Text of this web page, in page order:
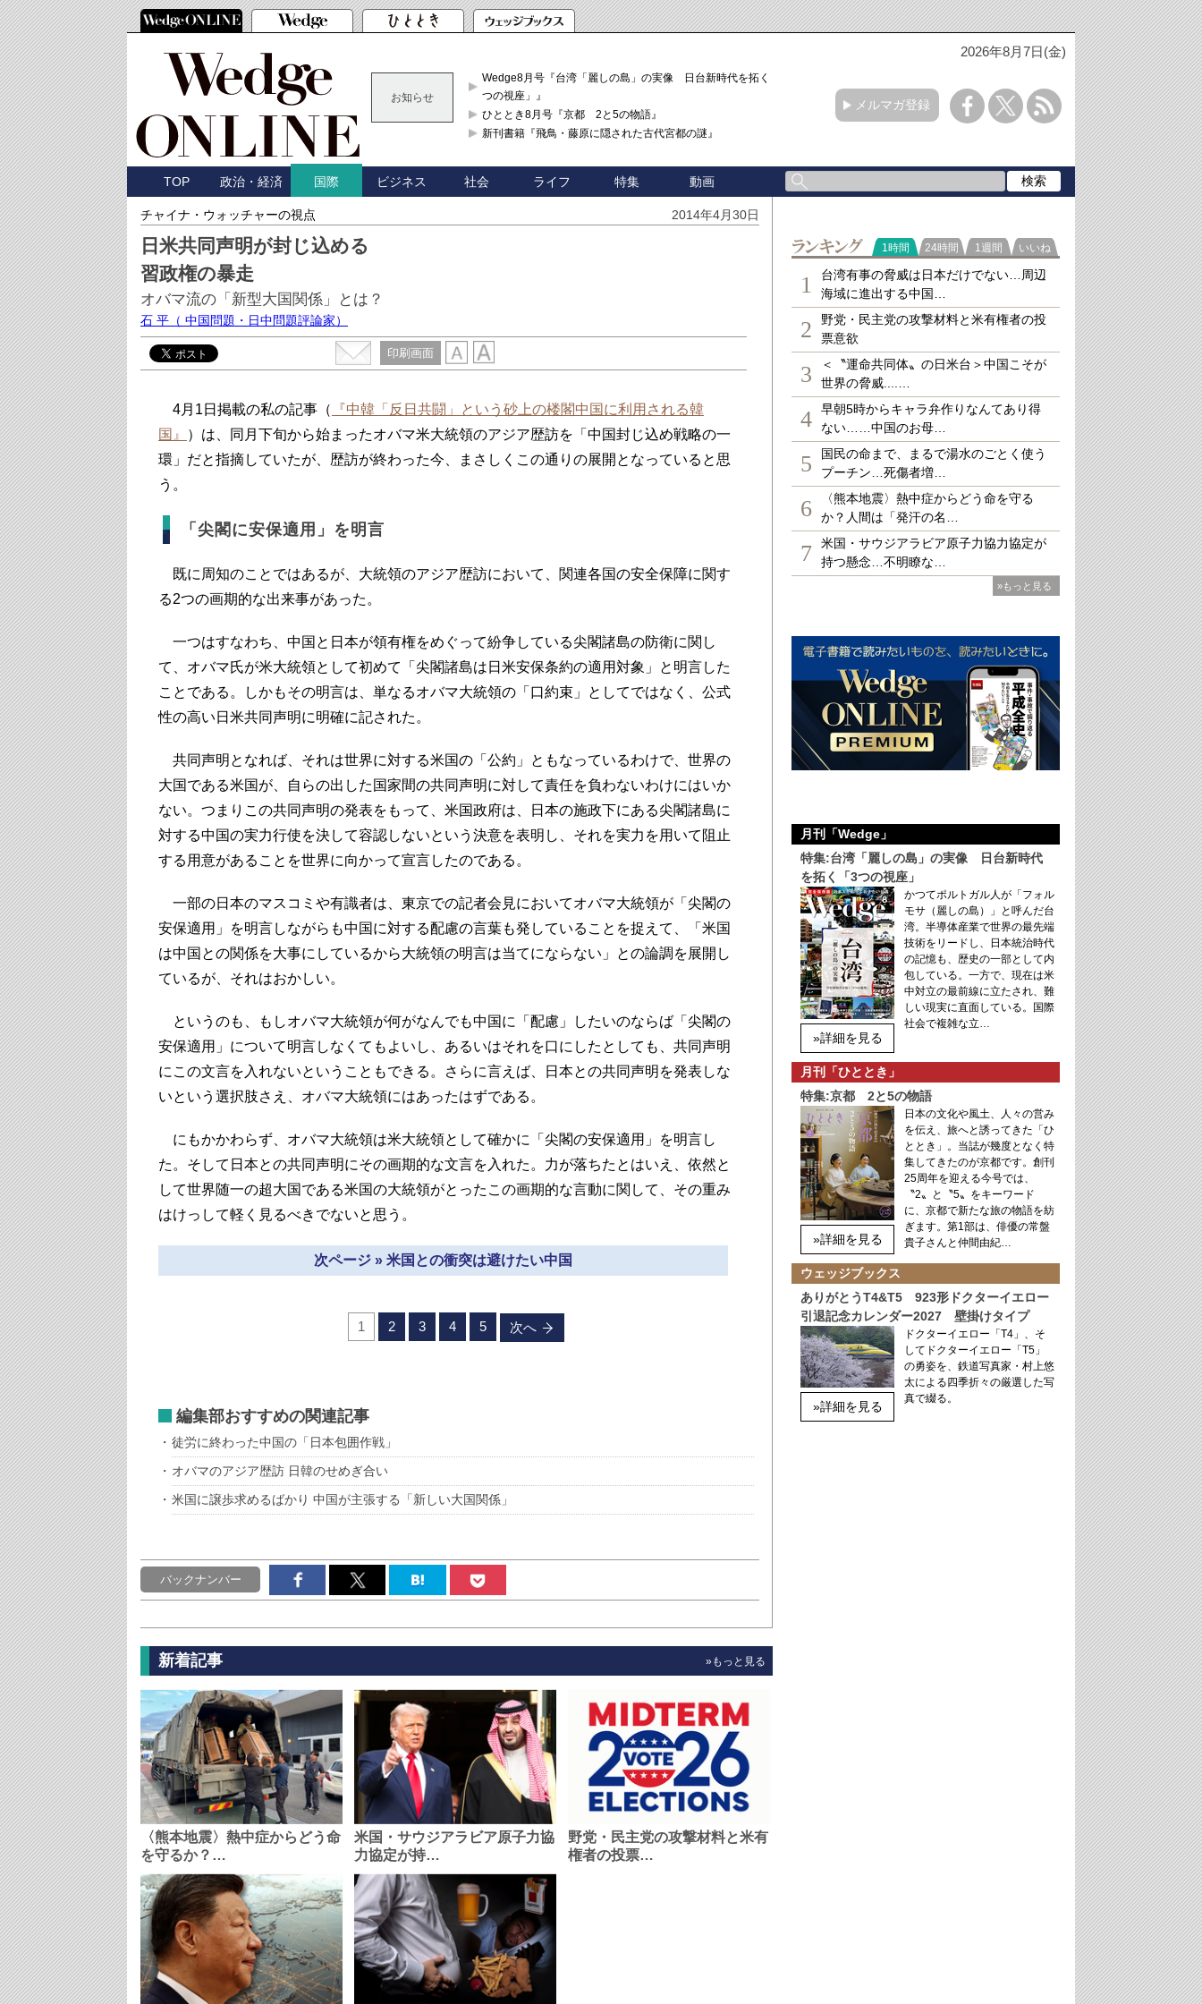
2026年8月7日(金)
お知らせ
Wedge8月号『台湾「麗しの島」の実像 日台新時代を拓く「3
つの視座」』
ひととき8月号『京都 2と5の物語』
新刊書籍『飛鳥・藤原に隠された古代宮都の謎』
メルマガ登録
TOP 政治・経済 国際 ビジネス 社会 ライフ 特集 動画
チャイナ・ウォッチャーの視点 2014年4月30日
日米共同声明が封じ込める
習政権の暴走
オバマ流の「新型大国関係」とは？
石 平 （ 中国問題・日中問題評論家）
印刷画面
4月1日掲載の私の記事（
『中韓「反日共闘」という砂上の楼閣中国に利用される韓
国』
）は、同月下旬から始まったオバマ米大統領のアジア歴訪を「中国封じ込め戦略の一
環」だと指摘していたが、歴訪が終わった今、まさしくこの通りの展開となっていると思
う。
「尖閣に安保適用」を明言
既に周知のことではあるが、大統領のアジア歴訪において、関連各国の安全保障に関す
る2つの画期的な出来事があった。
一つはすなわち、中国と日本が領有権をめぐって紛争している尖閣諸島の防衛に関し
て、オバマ氏が米大統領として初めて「尖閣諸島は日米安保条約の適用対象」と明言した
ことである。しかもその明言は、単なるオバマ大統領の「口約束」としてではなく、公式
性の高い日米共同声明に明確に記された。
共同声明となれば、それは世界に対する米国の「公約」ともなっているわけで、世界の
大国である米国が、自らの出した国家間の共同声明に対して責任を負わないわけにはいか
ない。つまりこの共同声明の発表をもって、米国政府は、日本の施政下にある尖閣諸島に
対する中国の実力行使を決して容認しないという決意を表明し、それを実力を用いて阻止
する用意があることを世界に向かって宣言したのである。
一部の日本のマスコミや有識者は、東京での記者会見においてオバマ大統領が「尖閣の
安保適用」を明言しながらも中国に対する配慮の言葉も発していることを捉えて、「米国
は中国との関係を大事にしているから大統領の明言は当てにならない」との論調を展開し
ているが、それはおかしい。
というのも、もしオバマ大統領が何がなんでも中国に「配慮」したいのならば「尖閣の
安保適用」について明言しなくてもよいし、あるいはそれを口にしたとしても、共同声明
にこの文言を入れないということもできる。さらに言えば、日本との共同声明を発表しな
いという選択肢さえ、オバマ大統領にはあったはずである。
にもかかわらず、オバマ大統領は米大統領として確かに「尖閣の安保適用」を明言し
た。そして日本との共同声明にその画期的な文言を入れた。力が落ちたとはいえ、依然と
して世界随一の超大国である米国の大統領がとったこの画期的な言動に関して、その重み
はけっして軽く見るべきでないと思う。
次ページ » 米国との衝突は避けたい中国
1 2 3 4 5 次へ
編集部おすすめの関連記事
徒労に終わった中国の「日本包囲作戦」
オバマのアジア歴訪 日韓のせめぎ合い
米国に譲歩求めるばかり 中国が主張する「新しい大国関係」
バックナンバー
新着記事 »もっと見る
〈熊本地震〉熱中症からどう命
を守るか？…
米国・サウジアラビア原子力協
力協定が持…
野党・民主党の攻撃材料と米有
権者の投票…
ランキング
1時間 24時間 1週間 いいね
1
台湾有事の脅威は日本だけでない…周辺
海域に進出する中国…
2
野党・民主党の攻撃材料と米有権者の投
票意欲
3
＜〝運命共同体〟の日米台＞中国こそが
世界の脅威....…
4
早朝5時からキャラ弁作りなんてあり得
ない……中国のお母…
5
国民の命まで、まるで湯水のごとく使う
プーチン…死傷者増…
6
〈熊本地震〉熱中症からどう命を守る
か？人間は「発汗の名…
7
米国・サウジアラビア原子力協力協定が
持つ懸念…不明瞭な…
»もっと見る
月刊「Wedge」
特集:台湾「麗しの島」の実像 日台新時代
を拓く「3つの視座」
»詳細を見る
かつてポルトガル人が「フォル
モサ（麗しの島）」と呼んだ台
湾。半導体産業で世界の最先端
技術をリードし、日本統治時代
の記憶も、歴史の一部として内
包している。一方で、現在は米
中対立の最前線に立たされ、難
しい現実に直面している。国際
社会で複雑な立…
月刊「ひととき」
特集:京都 2と5の物語
»詳細を見る
日本の文化や風土、人々の営み
を伝え、旅へと誘ってきた「ひ
ととき」。当誌が幾度となく特
集してきたのが京都です。創刊
25周年を迎える今号では、
〝2〟と〝5〟をキーワード
に、京都で新たな旅の物語を紡
ぎます。第1部は、俳優の常盤
貴子さんと仲間由紀…
ウェッジブックス
ありがとうT4&T5 923形ドクターイエロー
引退記念カレンダー2027 壁掛けタイプ
»詳細を見る
ドクターイエロー「T4」、そ
してドクターイエロー「T5」
の勇姿を、鉄道写真家・村上悠
太による四季折々の厳選した写
真で綴る。